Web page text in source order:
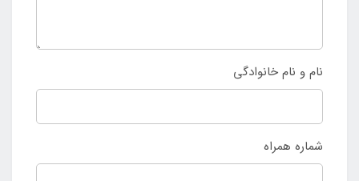
نام و نام خانوادگی
شماره همراه